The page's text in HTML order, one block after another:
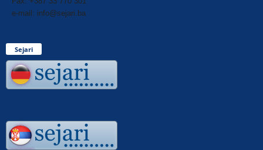
e-mail: info@sejari.ba
Sejari